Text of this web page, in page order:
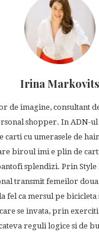
Irina Markovits
de imagine, consultant
shopper. In ADN-ul
carti cu umerasele de
biroul imi e plin de
splendizi. Prin Style
transmit femeilor
fel ca mersul pe bicicleta
se invata, prin
reguli logice si de